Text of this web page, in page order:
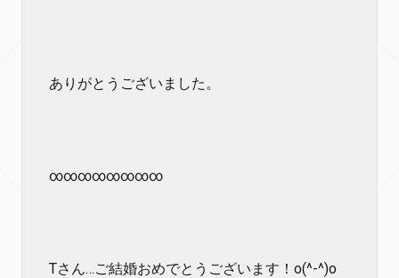
ありがとうございました。
∞∞∞∞∞∞∞∞
Tさん…ご結婚おめでとうございます！o(^-^)o